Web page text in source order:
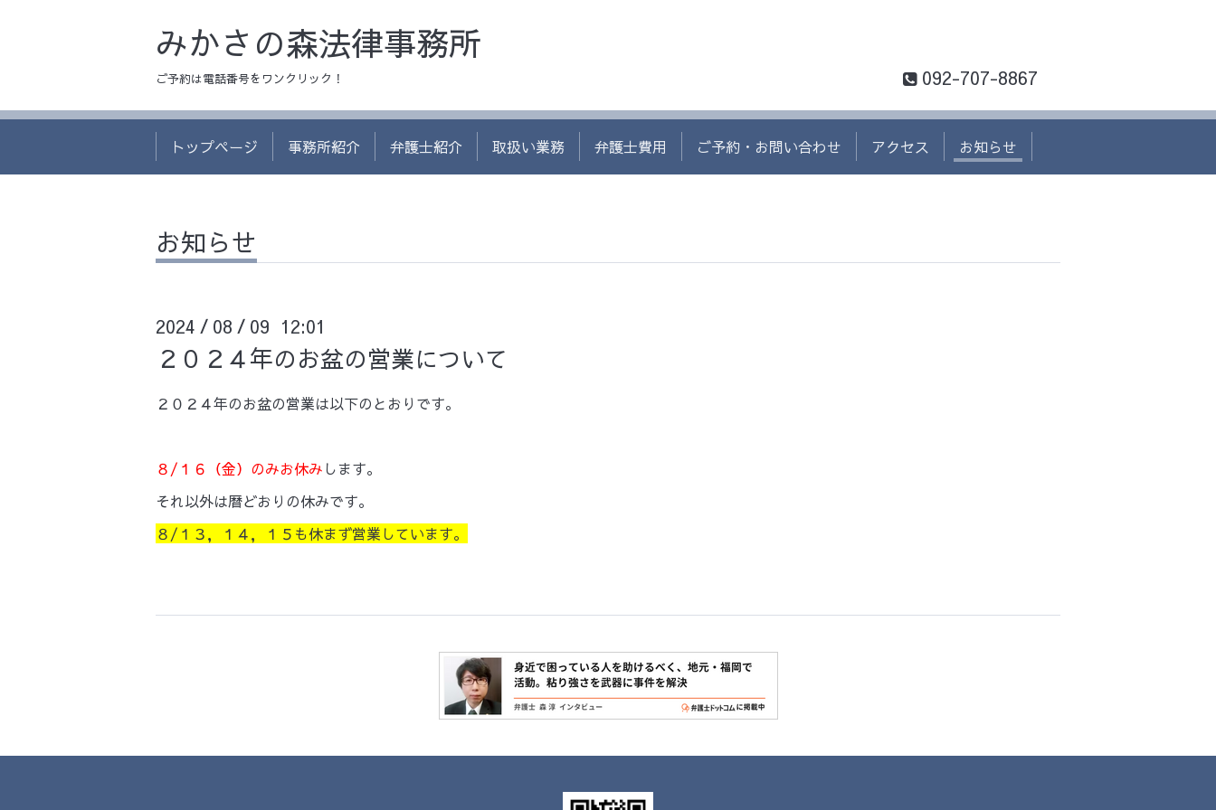
みかさの森法律事務所
ご予約は電話番号をワンクリック！ 092-707-8867
トップページ 事務所紹介 弁護士紹介 取扱い業務 弁護士費用 ご予約・お問い合わせ アクセス お知らせ
お知らせ
2024 / 08 / 09 12:01
２０２４年のお盆の営業について
２０２４年のお盆の営業は以下のとおりです。
８/１６（金）のみお休み します。
それ以外は暦どおりの休みです。
８/１３，１４，１５も休まず営業しています。